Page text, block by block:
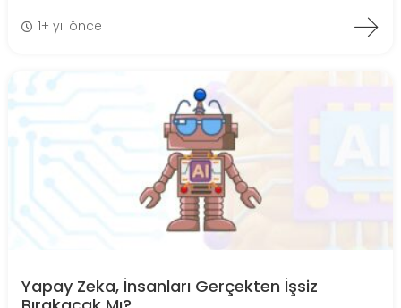
1+ yıl önce
Yapay Zeka, İnsanları Gerçekten İşsiz